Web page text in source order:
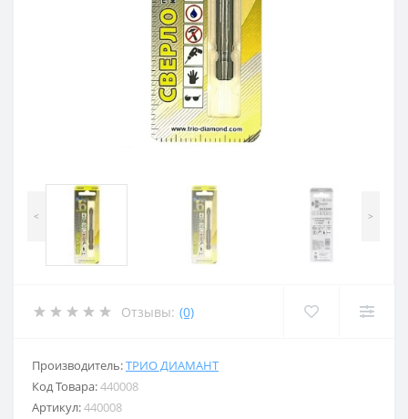
< >
Отзывы: (0)
Производитель:ТРИО ДИАМАНТ
Код Товара:440008
Артикул:440008